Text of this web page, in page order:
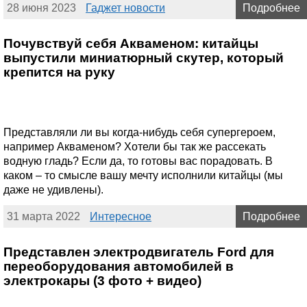
28 июня 2023 Гаджет новости Подробнее
Почувствуй себя Акваменом: китайцы
выпустили миниатюрный скутер, который
крепится на руку
Представляли ли вы когда-нибудь себя супергероем,
например Акваменом? Хотели бы так же рассекать
водную гладь? Если да, то готовы вас порадовать. В
каком – то смысле вашу мечту исполнили китайцы (мы
даже не удивлены).
31 марта 2022 Интересное Подробнее
Представлен электродвигатель Ford для
переоборудования автомобилей в
электрокары (3 фото + видео)